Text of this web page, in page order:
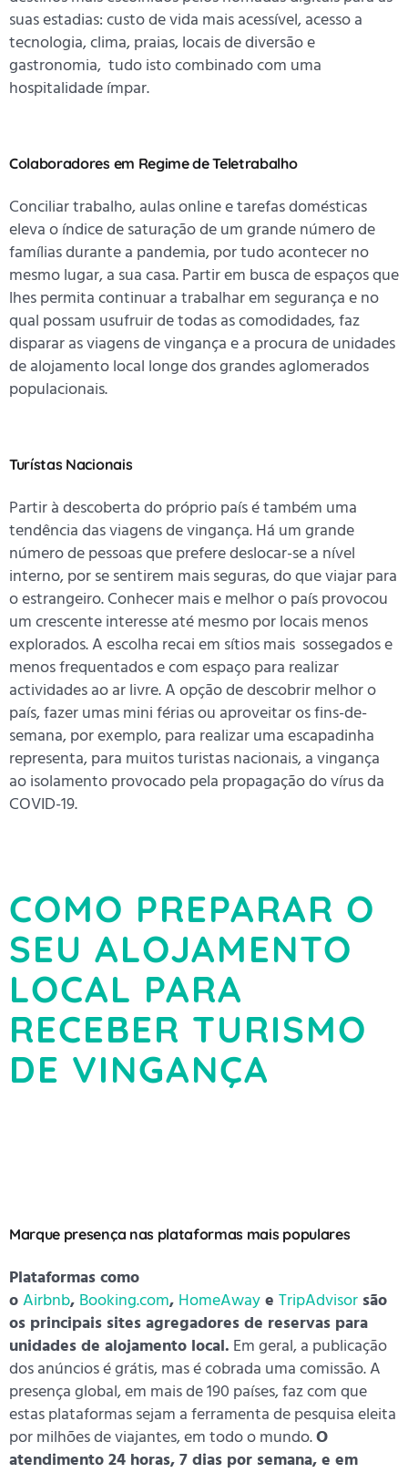
suas estadias: custo de vida mais acessível, acesso a
tecnologia, clima, praias, locais de diversão e
gastronomia, tudo isto combinado com uma
hospitalidade ímpar.
Colaboradores em Regime de Teletrabalho
Conciliar trabalho, aulas online e tarefas domésticas
eleva o índice de saturação de um grande número de
famílias durante a pandemia, por tudo acontecer no
mesmo lugar, a sua casa. Partir em busca de espaços que
lhes permita continuar a trabalhar em segurança e no
qual possam usufruir de todas as comodidades, faz
disparar as viagens de vingança e a procura de unidades
de alojamento local longe dos grandes aglomerados
populacionais.
Turístas Nacionais
Partir à descoberta do próprio país é também uma
tendência das viagens de vingança. Há um grande
número de pessoas que prefere deslocar-se a nível
interno, por se sentirem mais seguras, do que viajar para
o estrangeiro. Conhecer mais e melhor o país provocou
um crescente interesse até mesmo por locais menos
explorados. A escolha recai em sítios mais sossegados e
menos frequentados e com espaço para realizar
actividades ao ar livre. A opção de descobrir melhor o
país, fazer umas mini férias ou aproveitar os fins-de-
semana, por exemplo, para realizar uma escapadinha
representa, para muitos turistas nacionais, a vingança
ao isolamento provocado pela propagação do vírus da
COVID-19.
COMO PREPARAR O
SEU ALOJAMENTO
LOCAL PARA
RECEBER TURISMO
DE VINGANÇA
Marque presença nas plataformas mais populares
Plataformas como
o Airbnb, Booking.com, HomeAway e TripAdvisor são
os principais sites agregadores de reservas para
unidades de alojamento local. Em geral, a publicação
dos anúncios é grátis, mas é cobrada uma comissão. A
presença global, em mais de 190 países, faz com que
estas plataformas sejam a ferramenta de pesquisa eleita
por milhões de viajantes, em todo o mundo.O
atendimento 24 horas, 7 dias por semana, e em